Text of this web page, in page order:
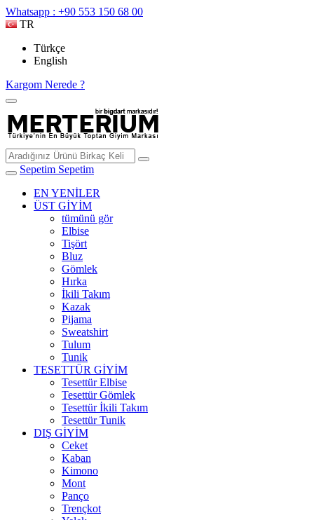
Whatsapp : +90 553 150 68 00
TR
Türkçe
English
Kargom Nerede ?
Sepetim Sepetim
EN YENİLER
ÜST GİYİM
tümünü gör
Elbise
Tişört
Bluz
Gömlek
Hırka
İkili Takım
Kazak
Pijama
Sweatshirt
Tulum
Tunik
TESETTÜR GİYİM
Tesettür Elbise
Tesettür Gömlek
Tesettür İkili Takım
Tesettür Tunik
DIŞ GİYİM
Ceket
Kaban
Kimono
Mont
Panço
Trençkot